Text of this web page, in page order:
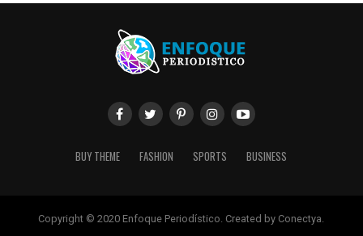
BUY THEME FASHION SPORTS BUSINESS
Copyright © 2020 Enfoque Periodístico. Created by Conectya.